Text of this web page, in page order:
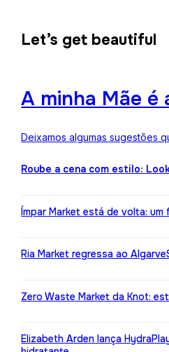
Let’s get beautiful
A minha Mãe é
Deixamos algumas sugestões
Roube a cena com estilo:
Ímpar Market está de volta:
Ria Market regressa ao
Zero Waste Market da Knot:
Elizabeth Arden lança